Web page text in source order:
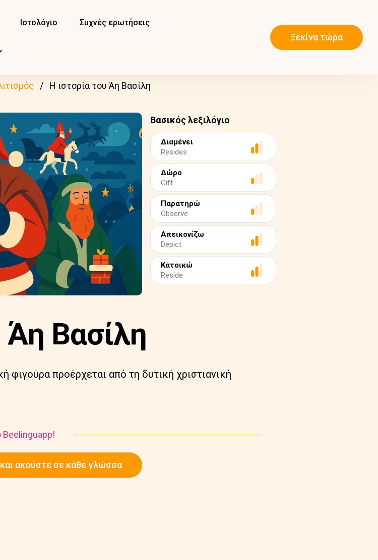
Ιστολόγιο Συχνές ερωτήσεις
Ξεκίνα τώρα
Η ιστορία του Άη Βασίλη
Βασικός λεξιλόγιο
Διαμένει
Resides
Δώρο
Gift
Παρατηρώ
Observe
Απεικονίζω
Depict
Κατοικώ
Reside
Άη Βασίλη
φιγούρα προέρχεται από τη δυτική χριστιανική
Beelinguapp!
ακούστε σε κάθε γλώσσα